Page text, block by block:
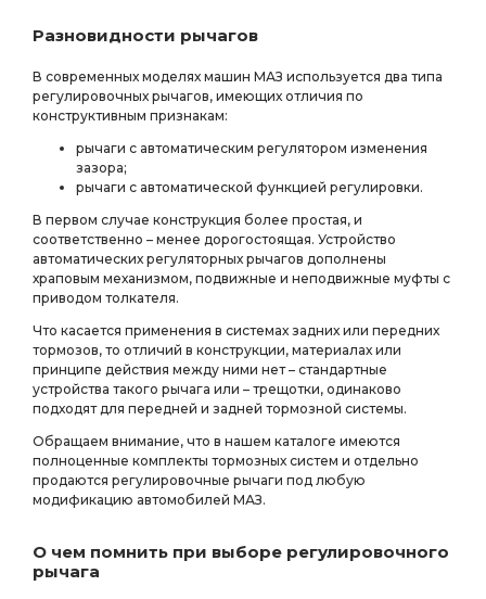
Разновидности рычагов
В современных моделях машин МАЗ используется два типа
регулировочных рычагов, имеющих отличия по
конструктивным признакам:
рычаги с автоматическим регулятором изменения
зазора;
рычаги с автоматической функцией регулировки.
В первом случае конструкция более простая, и
соответственно – менее дорогостоящая. Устройство
автоматических регуляторных рычагов дополнены
храповым механизмом, подвижные и неподвижные муфты с
приводом толкателя.
Что касается применения в системах задних или передних
тормозов, то отличий в конструкции, материалах или
принципе действия между ними нет – стандартные
устройства такого рычага или – трещотки, одинаково
подходят для передней и задней тормозной системы.
Обращаем внимание, что в нашем каталоге имеются
полноценные комплекты тормозных систем и отдельно
продаются регулировочные рычаги под любую
модификацию автомобилей МАЗ.
О чем помнить при выборе регулировочного
рычага